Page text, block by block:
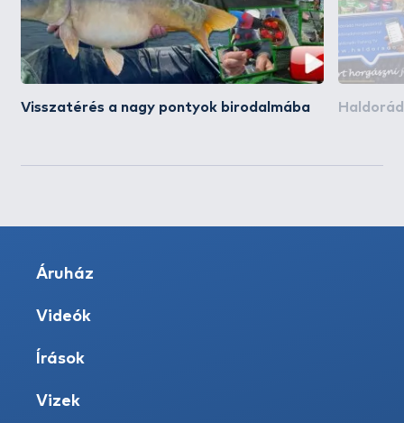
Visszatérés a nagy pontyok birodalmába
Áruház
Videók
Írások
Vizek